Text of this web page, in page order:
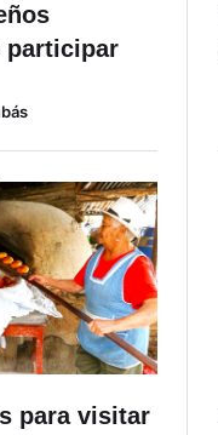
participar
para visitar